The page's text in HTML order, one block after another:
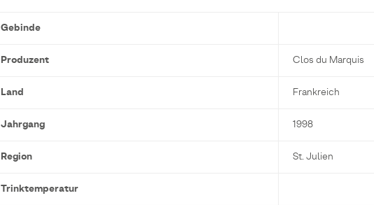
Gebinde
Produzent Clos du Marquis
Land Frankreich
Jahrgang 1998
Region St. Julien
Trinktemperatur